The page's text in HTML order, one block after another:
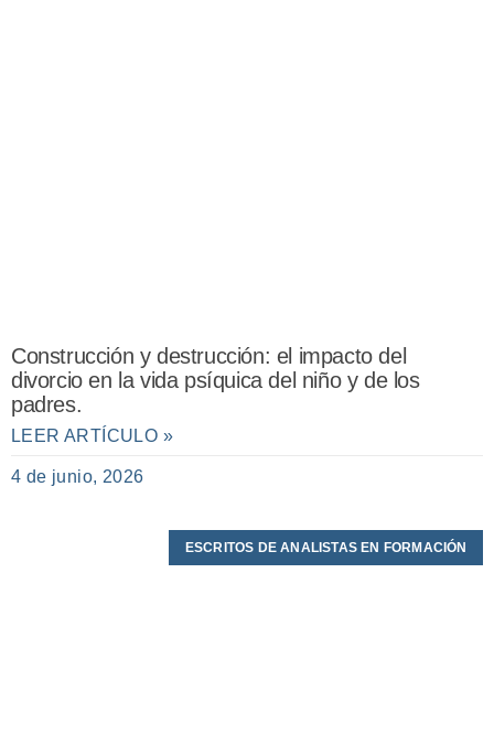
Construcción y destrucción: el impacto del
divorcio en la vida psíquica del niño y de los
padres.
LEER ARTÍCULO »
4 de junio, 2026
ESCRITOS DE ANALISTAS EN FORMACIÓN